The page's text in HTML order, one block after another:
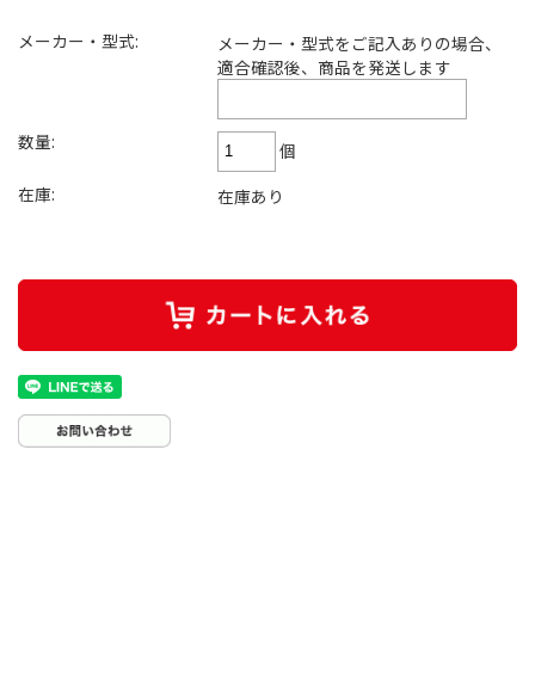
メーカー・型式:
メーカー・型式をご記入ありの場合、
適合確認後、商品を発送します
数量:
個
在庫:
在庫あり